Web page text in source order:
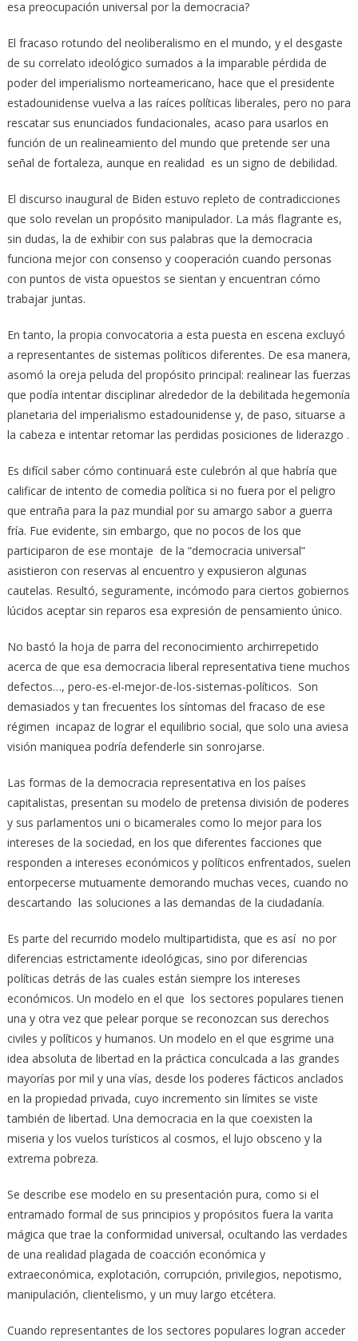
esa preocupación universal por la democracia?
El fracaso rotundo del neoliberalismo en el mundo, y el desgaste
de su correlato ideológico sumados a la imparable pérdida de
poder del imperialismo norteamericano, hace que el presidente
estadounidense vuelva a las raíces políticas liberales, pero no para
rescatar sus enunciados fundacionales, acaso para usarlos en
función de un realineamiento del mundo que pretende ser una
señal de fortaleza, aunque en realidad es un signo de debilidad.
El discurso inaugural de Biden estuvo repleto de contradicciones
que solo revelan un propósito manipulador. La más flagrante es,
sin dudas, la de exhibir con sus palabras que la democracia
funciona mejor con consenso y cooperación cuando personas
con puntos de vista opuestos se sientan y encuentran cómo
trabajar juntas.
En tanto, la propia convocatoria a esta puesta en escena excluyó
a representantes de sistemas políticos diferentes. De esa manera,
asomó la oreja peluda del propósito principal: realinear las fuerzas
que podía intentar disciplinar alrededor de la debilitada hegemonía
planetaria del imperialismo estadounidense y, de paso, situarse a
la cabeza e intentar retomar las perdidas posiciones de liderazgo .
Es difícil saber cómo continuará este culebrón al que habría que
calificar de intento de comedia política si no fuera por el peligro
que entraña para la paz mundial por su amargo sabor a guerra
fría. Fue evidente, sin embargo, que no pocos de los que
participaron de ese montaje de la “democracia universal”
asistieron con reservas al encuentro y expusieron algunas
cautelas. Resultó, seguramente, incómodo para ciertos gobiernos
lúcidos aceptar sin reparos esa expresión de pensamiento único.
No bastó la hoja de parra del reconocimiento archirrepetido
acerca de que esa democracia liberal representativa tiene muchos
defectos…, pero-es-el-mejor-de-los-sistemas-políticos. Son
demasiados y tan frecuentes los síntomas del fracaso de ese
régimen incapaz de lograr el equilibrio social, que solo una aviesa
visión maniquea podría defenderle sin sonrojarse.
Las formas de la democracia representativa en los países
capitalistas, presentan su modelo de pretensa división de poderes
y sus parlamentos uni o bicamerales como lo mejor para los
intereses de la sociedad, en los que diferentes facciones que
responden a intereses económicos y políticos enfrentados, suelen
entorpecerse mutuamente demorando muchas veces, cuando no
descartando las soluciones a las demandas de la ciudadanía.
Es parte del recurrido modelo multipartidista, que es así no por
diferencias estrictamente ideológicas, sino por diferencias
políticas detrás de las cuales están siempre los intereses
económicos. Un modelo en el que los sectores populares tienen
una y otra vez que pelear porque se reconozcan sus derechos
civiles y políticos y humanos. Un modelo en el que esgrime una
idea absoluta de libertad en la práctica conculcada a las grandes
mayorías por mil y una vías, desde los poderes fácticos anclados
en la propiedad privada, cuyo incremento sin límites se viste
también de libertad. Una democracia en la que coexisten la
miseria y los vuelos turísticos al cosmos, el lujo obsceno y la
extrema pobreza.
Se describe ese modelo en su presentación pura, como si el
entramado formal de sus principios y propósitos fuera la varita
mágica que trae la conformidad universal, ocultando las verdades
de una realidad plagada de coacción económica y
extraeconómica, explotación, corrupción, privilegios, nepotismo,
manipulación, clientelismo, y un muy largo etcétera.
Cuando representantes de los sectores populares logran acceder